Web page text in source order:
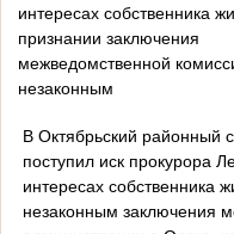
интересах собственника
признании заключения
межведомственной
незаконным
В Октябрьский районный
поступил иск прокурора
интересах собственника
незаконным заключения